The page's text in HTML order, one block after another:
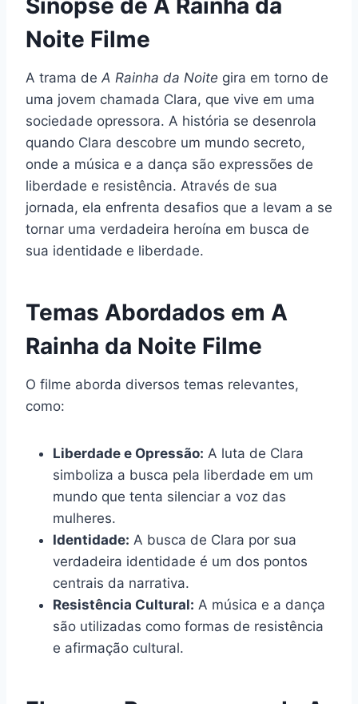
Noite Filme
A trama de A Rainha da Noite gira em torno de
uma jovem chamada Clara, que vive em uma
sociedade opressora. A história se desenrola
quando Clara descobre um mundo secreto,
onde a música e a dança são expressões de
liberdade e resistência. Através de sua
jornada, ela enfrenta desafios que a levam a se
tornar uma verdadeira heroína em busca de
sua identidade e liberdade.
Temas Abordados em A
Rainha da Noite Filme
O filme aborda diversos temas relevantes,
como:
Liberdade e Opressão: A luta de Clara
simboliza a busca pela liberdade em um
mundo que tenta silenciar a voz das
mulheres.
Identidade: A busca de Clara por sua
verdadeira identidade é um dos pontos
centrais da narrativa.
Resistência Cultural: A música e a dança
são utilizadas como formas de resistência
e afirmação cultural.